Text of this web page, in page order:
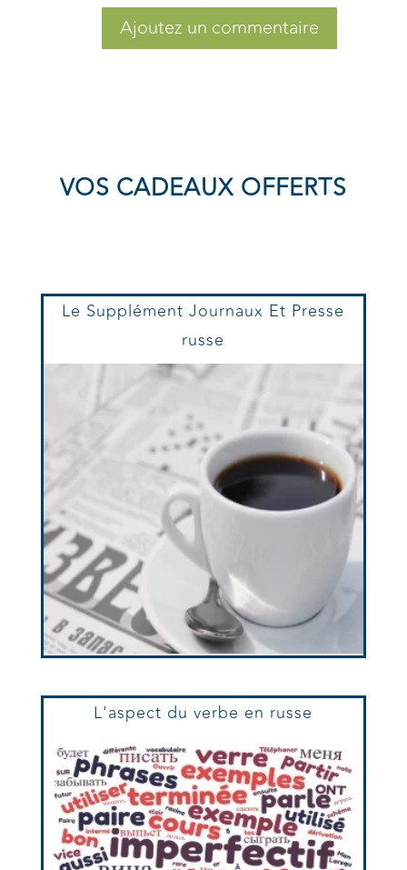
Ajoutez un commentaire
VOS CADEAUX OFFERTS
Le Supplément Journaux Et Presse
russe
L'aspect du verbe en russe